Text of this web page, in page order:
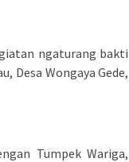
ngaturang bakti
Desa Wongaya Gede,
Tumpek Wariga,